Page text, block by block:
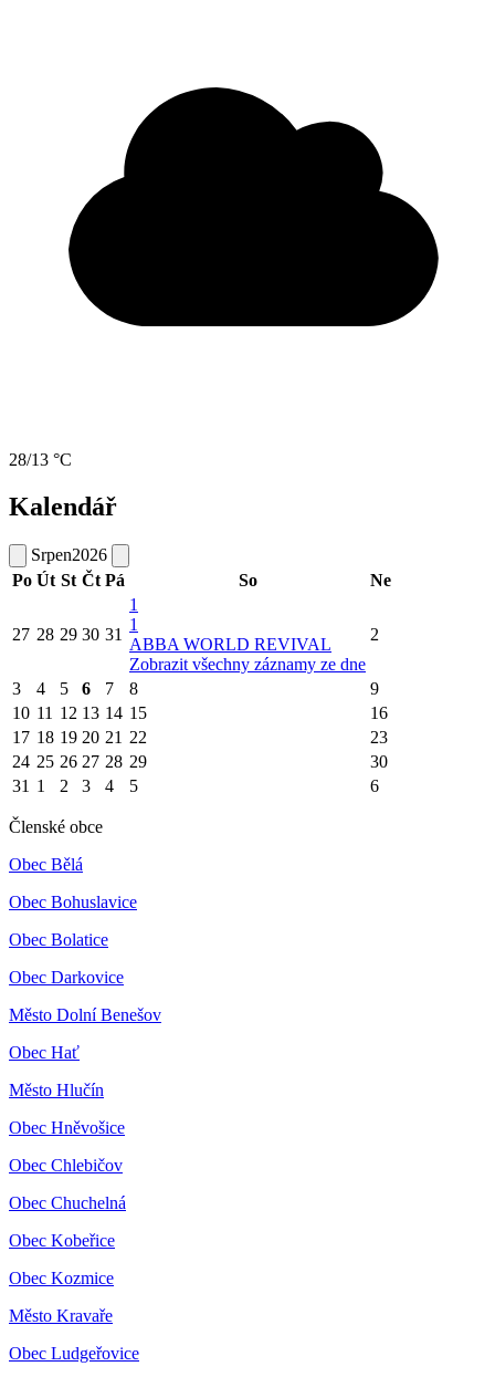
28/13 °C
Kalendář
Srpen2026
Po Út St Čt Pá So Ne
27 28 29 30 31
1
1
ABBA WORLD REVIVAL
Zobrazit všechny záznamy ze dne
2
3 4 5 6 7 8
9
10 11 12 13 14 15
16
17 18 19 20 21 22
23
24 25 26 27 28 29
30
31 1 2 3 4 5 6
Členské obce
Obec Bělá
Obec Bohuslavice
Obec Bolatice
Obec Darkovice
Město Dolní Benešov
Obec Hať
Město Hlučín
Obec Hněvošice
Obec Chlebičov
Obec Chuchelná
Obec Kobeřice
Obec Kozmice
Město Kravaře
Obec Ludgeřovice